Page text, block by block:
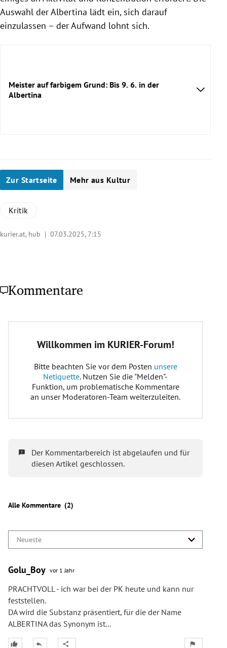
Auswahl der Albertina lädt ein, sich darauf
einzulassen – der Aufwand lohnt sich.
Meister auf farbigem Grund: Bis 9. 6. in der
Albertina
Zur Startseite Mehr aus Kultur
Kritik
kurier.at, hub | 07.03.2025, 7:15
Kommentare